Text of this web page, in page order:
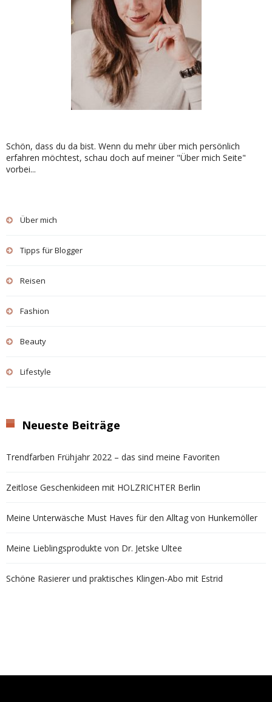
Schön, dass du da bist. Wenn du mehr über mich persönlich
erfahren möchtest, schau doch auf meiner "Über mich Seite"
vorbei...
Über mich
Tipps für Blogger
Reisen
Fashion
Beauty
Lifestyle
Neueste Beiträge
Trendfarben Frühjahr 2022 – das sind meine Favoriten
Zeitlose Geschenkideen mit HOLZRICHTER Berlin
Meine Unterwäsche Must Haves für den Alltag von Hunkemöller
Meine Lieblingsprodukte von Dr. Jetske Ultee
Schöne Rasierer und praktisches Klingen-Abo mit Estrid